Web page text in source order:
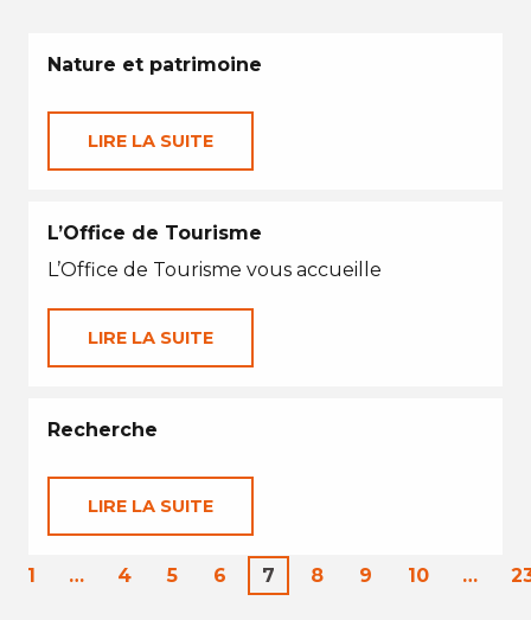
Nature et patrimoine
LIRE LA SUITE
L’Office de Tourisme
L’Office de Tourisme vous accueille
LIRE LA SUITE
Recherche
LIRE LA SUITE
1 … 4 5 6 7 8 9 10 …